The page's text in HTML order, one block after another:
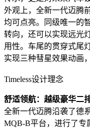
外观上，全新一代迈腾
均可点亮。同级唯一的
转向，还可以实现远光
用性。车尾的贯穿式尾
实现三种彗星效果动画
Timeless设计理念
舒适领航：越级豪华二
全新一代迈腾沿袭了德
MQB-B平台，进行了专